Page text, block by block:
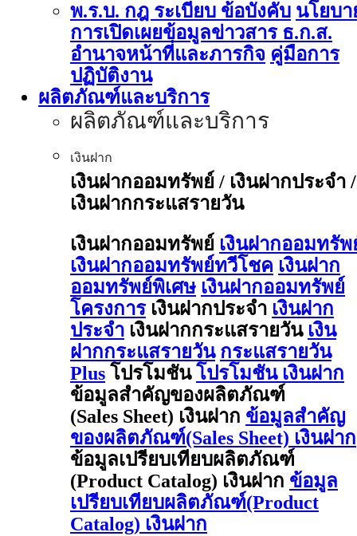
พ.ร.บ. กฎ ระเบียบ ข้อบังคับ นโยบา
การเปิดเผยข้อมูลข่าวสาร ธ.ก.ส.
อำนาจหน้าที่และภารกิจ คู่มือการ
ปฏิบัติงาน
ผลิตภัณฑ์และบริการ
ผลิตภัณฑ์และบริการ
เงินฝาก
เงินฝากออมทรัพย์ / เงินฝากประจำ /
เงินฝากกระแสรายวัน
เงินฝากออมทรัพย์ เงินฝากออมทรัพ
เงินฝากออมทรัพย์ทวีโชค เงินฝาก
ออมทรัพย์พิเศษ เงินฝากออมทรัพย์
โครงการ เงินฝากประจำ เงินฝาก
ประจำ เงินฝากกระแสรายวัน เงิน
ฝากกระแสรายวัน กระแสรายวัน
Plus โปรโมชัน โปรโมชัน เงินฝาก
ข้อมูลสำคัญของผลิตภัณฑ์
(Sales Sheet) เงินฝาก ข้อมูลสำคัญ
ของผลิตภัณฑ์(Sales Sheet) เงินฝาก
ข้อมูลเปรียบเทียบผลิตภัณฑ์
(Product Catalog) เงินฝาก ข้อมูล
เปรียบเทียบผลิตภัณฑ์(Product
Catalog) เงินฝาก